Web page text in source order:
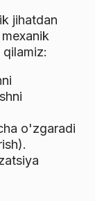
jihatdan
o'zgaradi